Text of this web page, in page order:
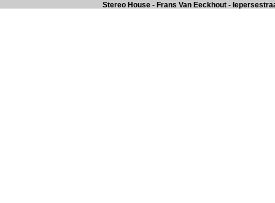
Stereo House - Frans Van Eeckhout -